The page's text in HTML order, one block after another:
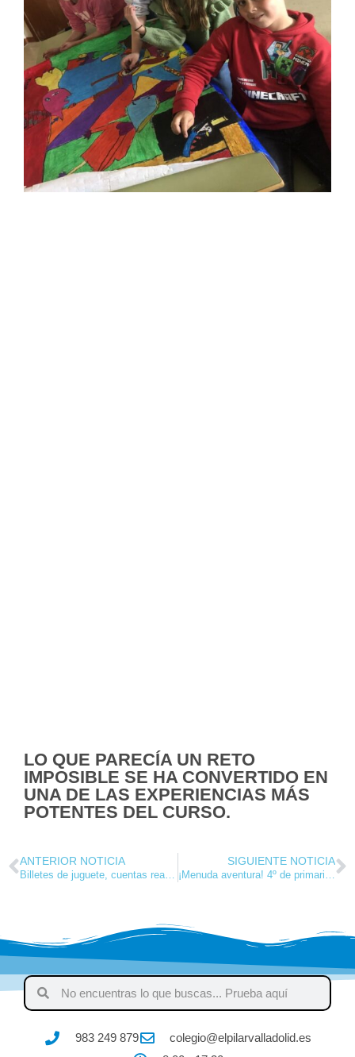
LO QUE PARECÍA UN RETO
IMPOSIBLE SE HA CONVERTIDO EN
UNA DE LAS EXPERIENCIAS MÁS
POTENTES DEL CURSO.
ANTERIOR NOTICIA
Billetes de juguete, cuentas reales
SIGUIENTE NOTICIA
¡Menuda aventura! 4º de primaria y los insectos del PRAE
983 249 879
colegio@elpilarvalladolid.es